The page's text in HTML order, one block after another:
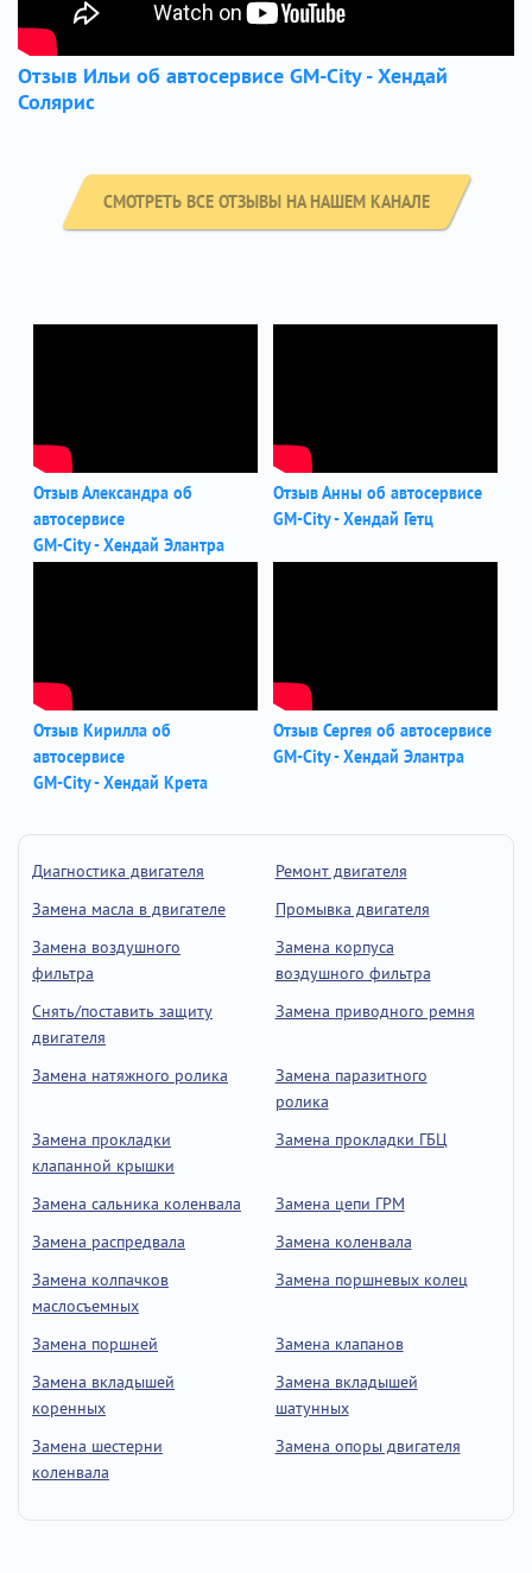
Отзыв Ильи об автосервисе GM-City - Хендай
Солярис
СМОТРЕТЬ ВСЕ ОТЗЫВЫ НА НАШЕМ КАНАЛЕ
Отзыв Александра об
автосервисе
GM-City - Хендай Элантра
Отзыв Анны об автосервисе
GM-City - Хендай Гетц
Отзыв Кирилла об
автосервисе
GM-City - Хендай Крета
Отзыв Сергея об автосервисе
GM-City - Хендай Элантра
Диагностика двигателя
Ремонт двигателя
Замена масла в двигателе
Промывка двигателя
Замена воздушного
фильтра
Замена корпуса
воздушного фильтра
Снять/поставить защиту
двигателя
Замена приводного ремня
Замена натяжного ролика
Замена паразитного
ролика
Замена прокладки
клапанной крышки
Замена прокладки ГБЦ
Замена сальника коленвала
Замена цепи ГРМ
Замена распредвала
Замена коленвала
Замена колпачков
маслосъемных
Замена поршневых колец
Замена поршней
Замена клапанов
Замена вкладышей
коренных
Замена вкладышей
шатунных
Замена шестерни
коленвала
Замена опоры двигателя